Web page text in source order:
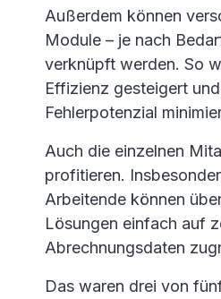
Außerdem können
Module – je nach
verknüpft werden. So
Effizienz gesteigert
Fehlerpotenzial
Auch die einzelnen
profitieren.
Arbeitende können
Lösungen einfach auf
Abrechnungsdaten
Das waren drei von